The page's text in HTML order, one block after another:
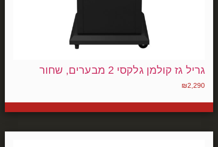
גריל גז קולמן גלקסי 2 מבערים, שחור
₪2,290